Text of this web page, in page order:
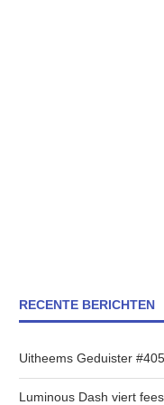
RECENTE BERICHTEN
Uitheems Geduister #405
Luminous Dash viert